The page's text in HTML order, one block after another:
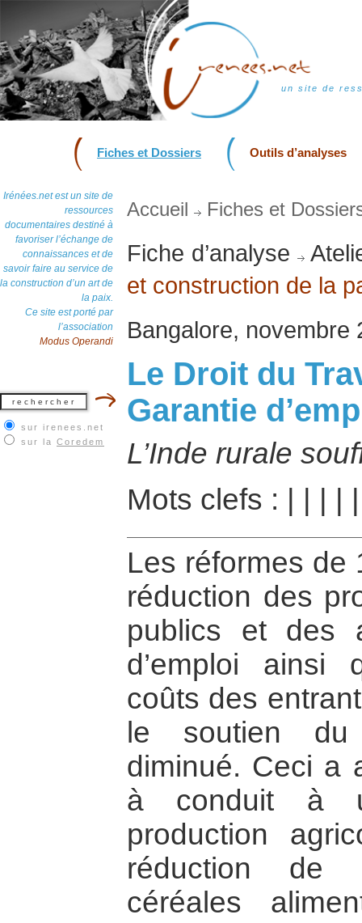
un site de
Fiches et Dossiers Outils d’analyses
Irénées.net est un site de
ressources
documentaires destiné à
favoriser l’échange de
connaissances et de
savoir faire au service de
la construction d’un art de
la paix.
Ce site est porté par
l’association
Modus Operandi
sur irenees.net
sur la Coredem
Accueil Fiches et
Fiche d’analyse
et construction de la
Bangalore, novembre
Le Droit du
Garantie
L’Inde rurale
Mots clefs :
Les réformes de
réduction des
publics et des
d’emploi ainsi
coûts des
le soutien du
diminué. Ceci a
à conduit à
production
réduction de
céréales